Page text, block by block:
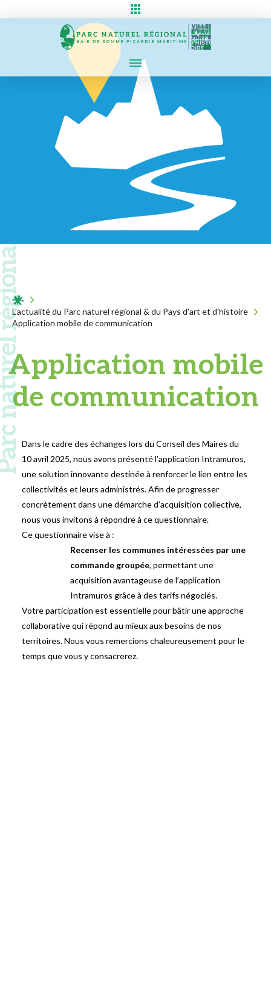
régional
Acceuil
L'actualité du Parc naturel régional & du Pays d'art et d'histoire
Application mobile de communication
Application mobile
de communication
Dans le cadre des échanges lors du Conseil des Maires du
10 avril 2025, nous avons présenté l’application Intramuros,
une solution innovante destinée à renforcer le lien entre les
collectivités et leurs administrés. Afin de progresser
concrètement dans une démarche d’acquisition collective,
nous vous invitons à répondre à ce questionnaire.
Ce questionnaire vise à :
Recenser les communes intéressées par une
commande groupée, permettant une
acquisition avantageuse de l’application
Intramuros grâce à des tarifs négociés.
Votre participation est essentielle pour bâtir une approche
collaborative qui répond au mieux aux besoins de nos
territoires. Nous vous remercions chaleureusement pour le
temps que vous y consacrerez.